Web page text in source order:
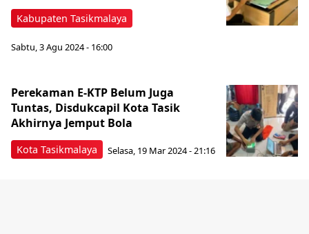
Kabupaten Tasikmalaya
Sabtu, 3 Agu 2024 - 16:00
Kota Tasikmalaya
Perekaman E-KTP Belum Juga
Tuntas, Disdukcapil Kota Tasik
Akhirnya Jemput Bola
Selasa, 19 Mar 2024 - 21:16